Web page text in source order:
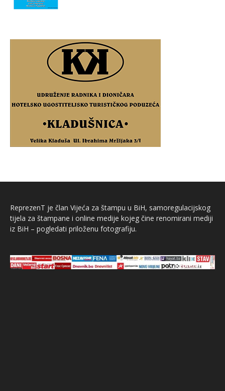
ReprezenT je član Vijeća za štampu u BiH, samoregulacijskog
tijela za štampane i online medije kojeg čine renomirani mediji
iz BiH – pogledati priloženu fotografiju.